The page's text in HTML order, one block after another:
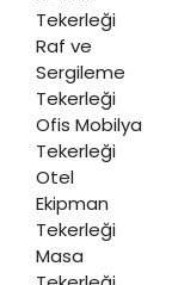
Tekerleği
Raf ve
Sergileme
Tekerleği
Ofis Mobilya
Tekerleği
Otel
Ekipman
Tekerleği
Masa